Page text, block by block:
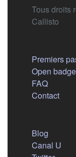
Tous droits
Callisto
Premiers
Open
FAQ
Contact
Blog
Canal U